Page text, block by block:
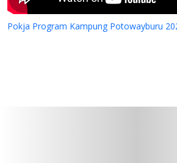
Pokja Program Kampung Potowayburu